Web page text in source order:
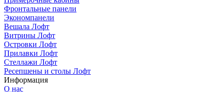
Фронтальные панели
Экономпанели
Вешала Лофт
Витрины Лофт
Островки Лофт
Прилавки Лофт
Стеллажи Лофт
Ресепшены и столы Лофт
Информация
О нас